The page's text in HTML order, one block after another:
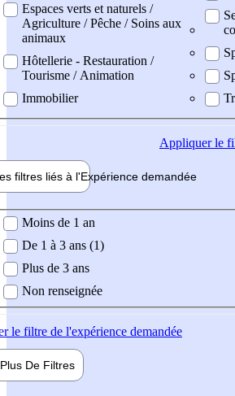
Espaces verts et naturels /
Agriculture / Pêche / Soins aux
animaux
Hôtellerie - Restauration /
Tourisme / Animation
Immobilier
Appliquerle
filtres liés à l'Expérience demandée
demandée
Moins de 1 an
De 1 à 3 ans (1)
Plus de 3 ans
Non renseignée
le filtre de l'expérience demandée
Plus De Filtres